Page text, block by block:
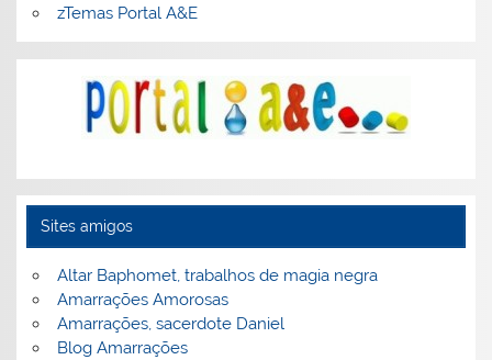
zTemas Portal A&E
Sites amigos
Altar Baphomet, trabalhos de magia negra
Amarrações Amorosas
Amarrações, sacerdote Daniel
Blog Amarrações